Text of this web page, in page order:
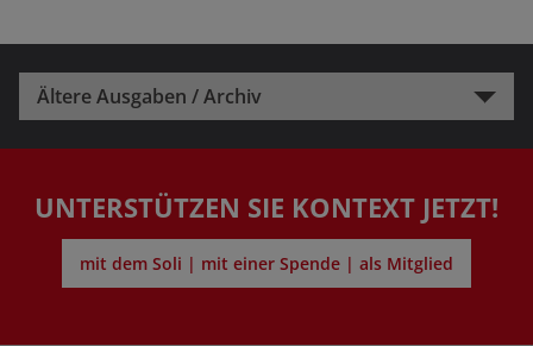
Ältere Ausgaben / Archiv
UNTERSTÜTZEN SIE KONTEXT JETZT!
mit dem Soli | mit einer Spende | als Mitglied